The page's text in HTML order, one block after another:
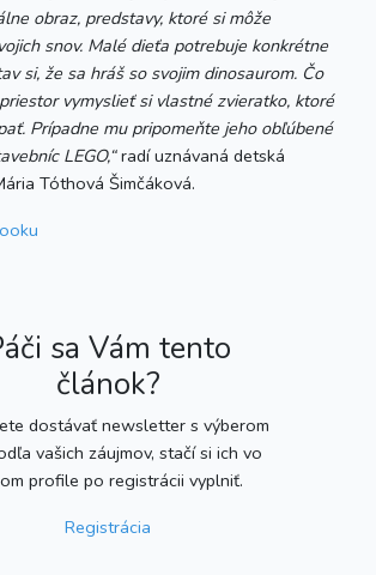
obraz, predstavy, ktoré si môže
snov. Malé dieťa potrebuje konkrétne
si, že sa hráš so svojim dinosaurom. Čo
vymyslieť si vlastné zvieratko, ktoré
Prípadne mu pripomeňte jeho obľúbené
LEGO,“radí uznávaná detská
Tóthová Šimčáková.
sa Vám tento
článok?
dostávať newsletter s výberom
vašich záujmov, stačí si ich vo
profile po registrácii vyplniť.
Registrácia